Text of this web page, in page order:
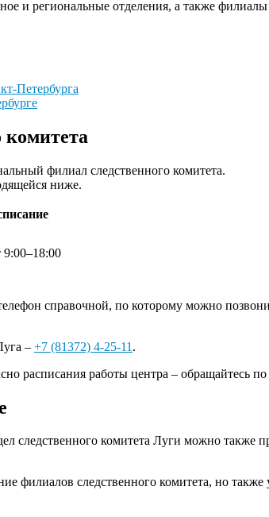
и региональные отделения, а также
Петербурга
комитета
филиал следственного комитета.
ниже.
9:00–18:00
справочной, по которому можно
– +7 (81372) 4-25-11 .
расписания работы центра – обращайтесь
следственного комитета Луги можно также
следственного комитета, но также